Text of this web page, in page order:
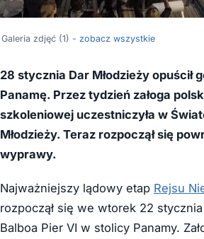
Galeria zdjęć (1) - zobacz wszystkie
28 stycznia Dar Młodzieży opuścił
Panamę. Przez tydzień załoga
szkoleniowej uczestniczyła w
Młodzieży. Teraz rozpoczął się
wyprawy.
Najważniejszy lądowy etap Rejsu
rozpoczął się we wtorek 22
Balboa Pier VI w stolicy Panamy.